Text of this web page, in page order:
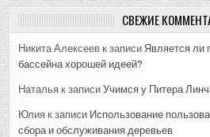
СВЕЖИЕ
Никита Алексеев к записи Является ли
бассейна хорошей идеей?
Наталья к записиУчимся у Питера
Юлия к записи Использование
сбора и обслуживания деревьев